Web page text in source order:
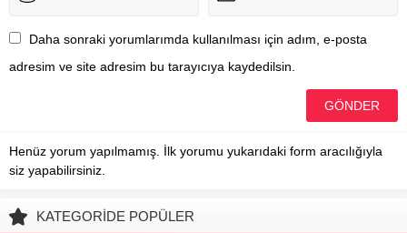
Daha sonraki yorumlarımda kullanılması için adım, e-posta
adresim ve site adresim bu tarayıcıya kaydedilsin.
Henüz yorum yapılmamış. İlk yorumu yukarıdaki form aracılığıyla
siz yapabilirsiniz.
KATEGORİDE POPÜLER